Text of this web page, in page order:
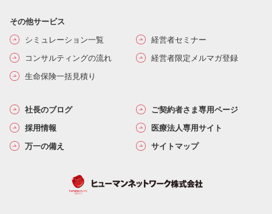
その他サービス
シミュレーション一覧
経営者セミナー
コンサルティングの流れ
経営者限定メルマガ登録
生命保険一括見積り
社長のブログ
ご契約者さま専用ページ
採用情報
医療法人専用サイト
万一の備え
サイトマップ